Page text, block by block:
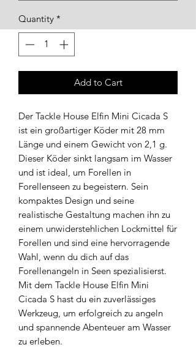
Quantity *
Add to Cart
Der Tackle House Elfin Mini Cicada S
ist ein großartiger Köder mit 28 mm
Länge und einem Gewicht von 2,1 g.
Dieser Köder sinkt langsam im Wasser
und ist ideal, um Forellen in
Forellenseen zu begeistern. Sein
kompaktes Design und seine
realistische Gestaltung machen ihn zu
einem unwiderstehlichen Lockmittel für
Forellen und sind eine hervorragende
Wahl, wenn du dich auf das
Forellenangeln in Seen spezialisierst.
Mit dem Tackle House Elfin Mini
Cicada S hast du ein zuverlässiges
Werkzeug, um erfolgreich zu angeln
und spannende Abenteuer am Wasser
zu erleben.